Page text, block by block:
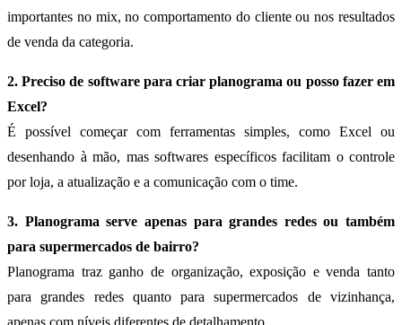
importantes no mix, no comportamento do cliente ou nos resultados
de venda da categoria.
2. Preciso de software para criar planograma ou posso fazer em
Excel?
É possível começar com ferramentas simples, como Excel ou
desenhando à mão, mas softwares específicos facilitam o controle
por loja, a atualização e a comunicação com o time.
3. Planograma serve apenas para grandes redes ou também
para supermercados de bairro?
Planograma traz ganho de organização, exposição e venda tanto
para grandes redes quanto para supermercados de vizinhança,
apenas com níveis diferentes de detalhamento.